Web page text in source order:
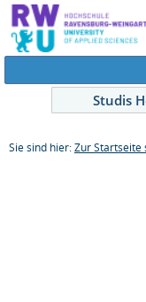
Studis
Sie sind hier: Zur Startseite